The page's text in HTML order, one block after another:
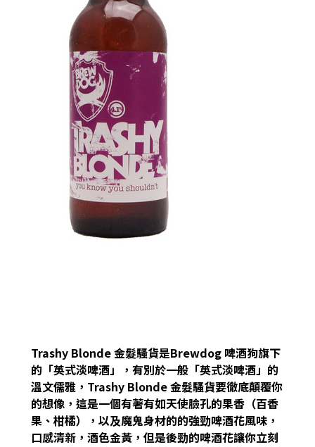
Trashy Blonde 金髮騷貨是Brewdog 啤酒狗旗下
的「英式淡啤酒」，有別於一般「英式淡啤酒」的
溫文儒雅，Trashy Blonde 金髮騷貨要徹底顛覆你
的想像，這是一個有著有如天使臉孔的果香（百香
果、柑橘），以及魔鬼身材的的強勁啤酒花風味，
口感清新，酒色金黃，但是後勁的啤酒花讓你立刻